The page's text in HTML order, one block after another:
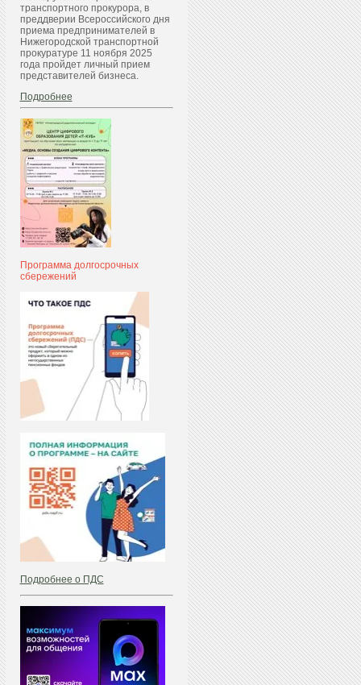
транспортного прокурора, в
преддверии Всероссийского дня
приема предпринимателей в
Нижегородской транспортной
прокуратуре 11 ноября 2025
года пройдет личный прием
представителей бизнеса.
Подробнее
Программа долгосрочных
сбережений
Подробнее о ПДС